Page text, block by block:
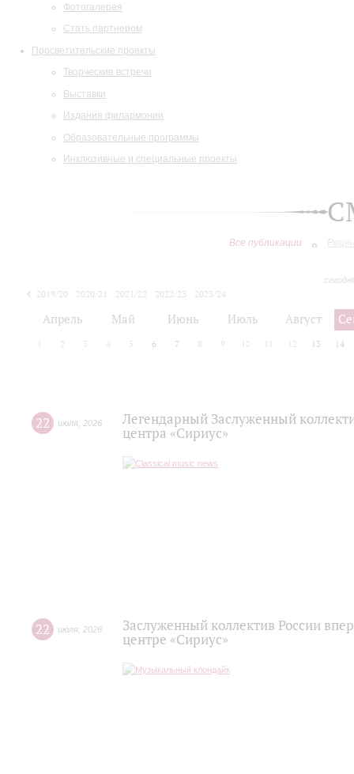
Фотогалерея
Стать партнером
Просветительские проекты
Творческие встречи
Выставки
Издания филармонии
Образовательные программы
Инклюзивные и специальные проекты
Все публикации
2019/20 2020/21 2021/22 2022/23
2023/24
Апрель Май Июнь Июль Август
2 3 4 5 6 7 8 9 10 12 13 14
22 июля 2026
Легендарный Заслуженный
центра «Сириус»
22 июля 2026
Заслуженный коллектив России
центре «Сириус»